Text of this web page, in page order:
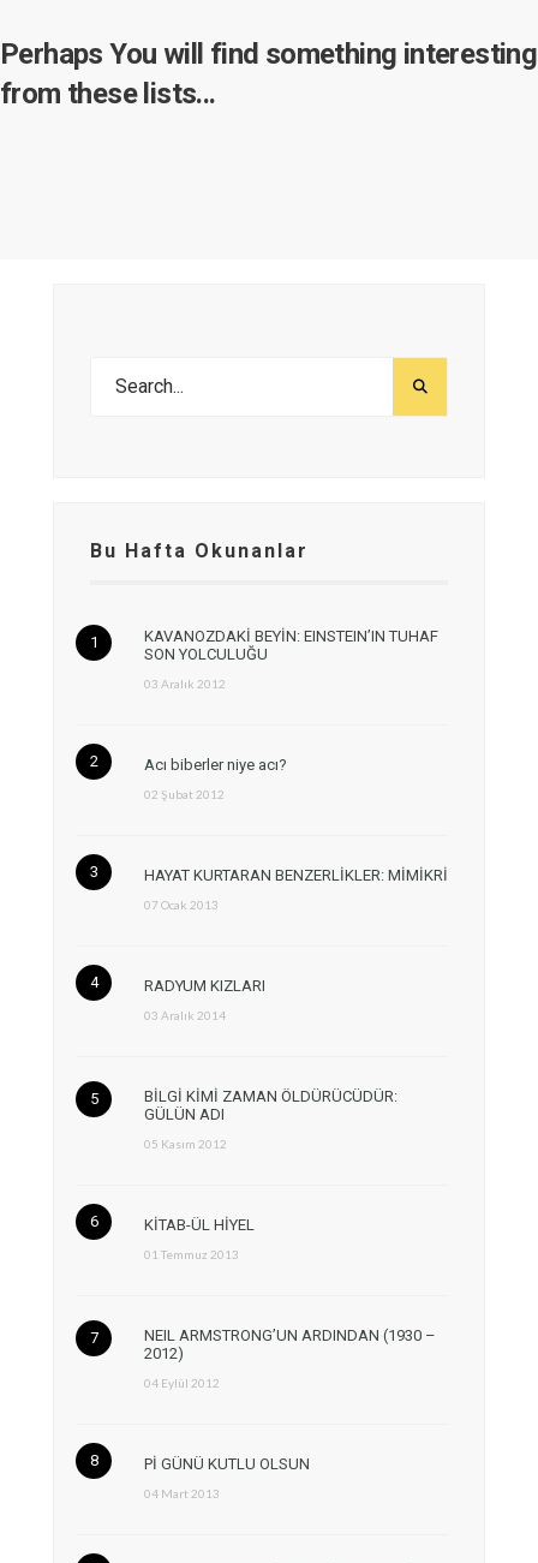
Perhaps You will find something interesting
from these lists...
Bu Hafta Okunanlar
KAVANOZDAKİ BEYİN: EINSTEIN’IN TUHAF
SON YOLCULUĞU
03 Aralık 2012
Acı biberler niye acı?
02 Şubat 2012
HAYAT KURTARAN BENZERLİKLER: MİMİKRİ
07 Ocak 2013
RADYUM KIZLARI
03 Aralık 2014
BİLGİ KİMİ ZAMAN ÖLDÜRÜCÜDÜR:
GÜLÜN ADI
05 Kasım 2012
KİTAB-ÜL HİYEL
01 Temmuz 2013
NEIL ARMSTRONG’UN ARDINDAN (1930 –
2012)
04 Eylül 2012
Pİ GÜNÜ KUTLU OLSUN
04 Mart 2013